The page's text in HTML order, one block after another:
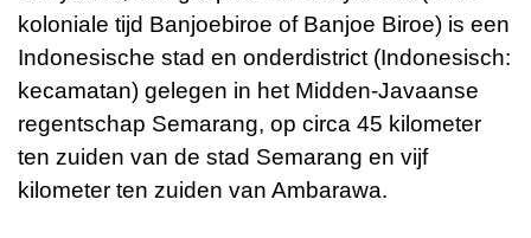
koloniale tijd Banjoebiroe of Banjoe Biroe) is een
Indonesische stad en onderdistrict (Indonesisch:
kecamatan) gelegen in het Midden-Javaanse
regentschap Semarang, op circa 45 kilometer
ten zuiden van de stad Semarang en vijf
kilometer ten zuiden van Ambarawa.